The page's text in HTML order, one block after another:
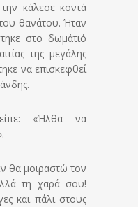
κάλεσε κοντά
θανάτου. Ήταν
στο δωμάτιό
της μεγάλης
να επισκεφθεί
«Ήλθα να
θα μοιραστώ τον
τη χαρά σου!
και πάλι στους